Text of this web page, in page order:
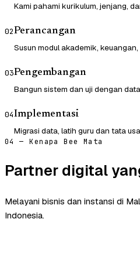
Kami pahami kurikulum, jenjang,
02Perancangan
Susun modul akademik,
03Pengembangan
Bangun sistem dan uji dengan
04Implementasi
Migrasi data, latih guru dan tata
04 — Kenapa Bee Mata
Partner digital
Melayani bisnis dan instansi di
Indonesia.